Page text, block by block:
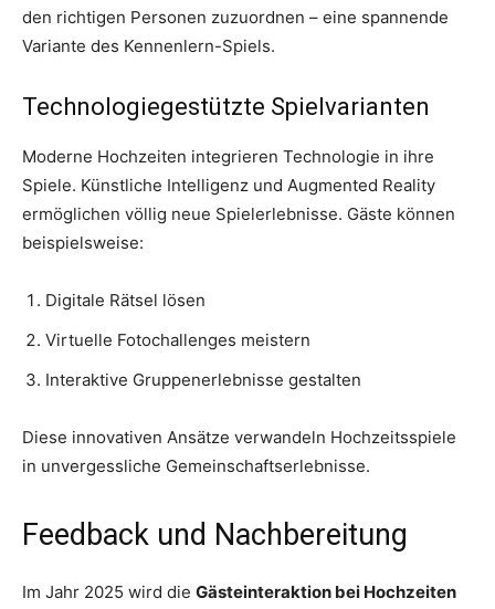
den richtigen Personen zuzuordnen – eine spannende
Variante des Kennenlern-Spiels.
Technologiegestützte Spielvarianten
Moderne Hochzeiten integrieren Technologie in ihre
Spiele. Künstliche Intelligenz und Augmented Reality
ermöglichen völlig neue Spielerlebnisse. Gäste können
beispielsweise:
Digitale Rätsel lösen
Virtuelle Fotochallenges meistern
Interaktive Gruppenerlebnisse gestalten
Diese innovativen Ansätze verwandeln Hochzeitsspiele
in unvergessliche Gemeinschaftserlebnisse.
Feedback und Nachbereitung
Im Jahr 2025 wird die Gästeinteraktion bei Hochzeiten